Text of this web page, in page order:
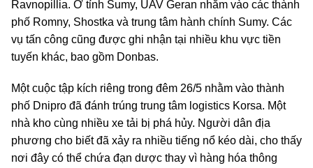
Ravnopillia. Ở tỉnh Sumy, UAV Geran nhắm vào các thành
phố Romny, Shostka và trung tâm hành chính Sumy. Các
vụ tấn công cũng được ghi nhận tại nhiều khu vực tiền
tuyến khác, bao gồm Donbas.
Một cuộc tập kích riêng trong đêm 26/5 nhằm vào thành
phố Dnipro đã đánh trúng trung tâm logistics Korsa. Một
nhà kho cùng nhiều xe tải bị phá hủy. Người dân địa
phương cho biết đã xảy ra nhiều tiếng nổ kéo dài, cho thấy
nơi đây có thể chứa đạn dược thay vì hàng hóa thông